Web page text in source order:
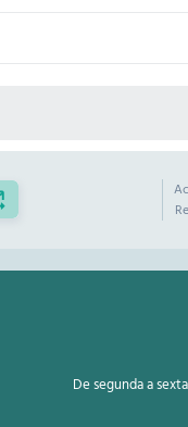
De segunda a